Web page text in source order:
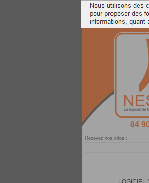
04
Recevez nos infos :
LOGICIEL PC